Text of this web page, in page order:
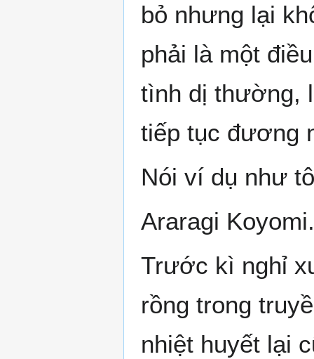
bỏ nhưng lại
phải là một
tình dị thường,
tiếp tục đương
Nói ví dụ như
Araragi Koyomi.
Trước kì nghỉ
rồng trong
nhiệt huyết lại